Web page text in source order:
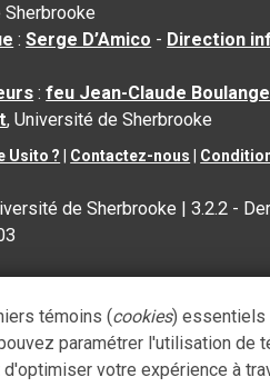
:Serge D’Amico - Direction
:feu Jean-Claude
, Université de Sherbrooke
Usito ? Contactez-nous
de Sherbrooke |3.2.2 -
témoins (cookies) essentiels
paramétrer l'utilisation de
votre expérience à